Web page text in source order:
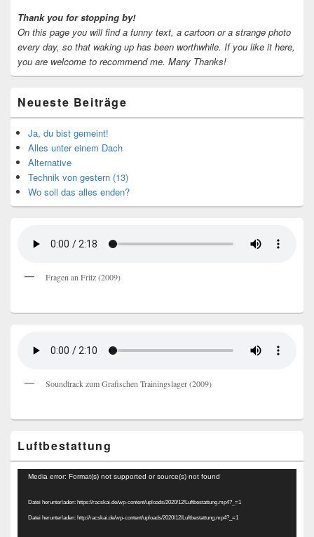
Thank you for stopping by!
On this page you will find a funny text, a cartoon or a strange photo
every day, so that waking up has been worthwhile. If you like it here,
you are welcome to recommend me. Many Thanks!
Neueste Beiträge
Ja, du bist gemeint!
Alles unter einem Dach
Alternative
Technik von gestern (13)
Wo soll das alles enden?
Fragen an Fritz (2009)
Soundtrack zum Grafischen Trainingslager (2009)
Luftbestattung
Video-
Media error: Format(s) not supported or source(s) not found
Datei herunterladen: https://racskai.de/wp-content/uploads/2020/12/Luftbestattung.mp4?_=1
Datei herunterladen: http://racskai.de/wp-content/uploads/2020/12/Luftbestattung.mp4?_=1